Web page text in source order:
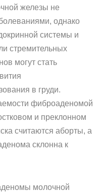
железы не
однако
системы и
стремительных
могут стать
в груди.
фиброаденомой
и преклонном
считаются аборты, а
склонна к
молочной